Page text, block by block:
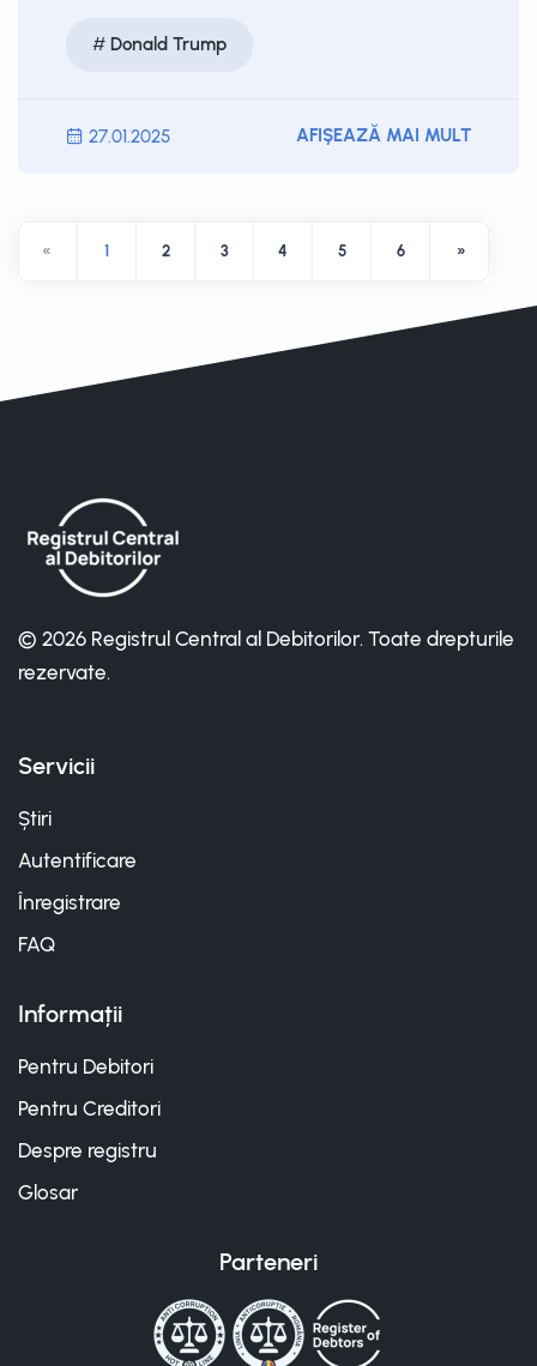
Donald Trump
27.01.2025 AFIȘEAZĂ MAI MULT
« 1 2 3 4 5 6 »
© 2026 Registrul Central al Debitorilor. Toate drepturile
rezervate.
Servicii
Știri
Autentificare
Înregistrare
FAQ
Informații
Pentru Debitori
Pentru Creditori
Despre registru
Glosar
Parteneri